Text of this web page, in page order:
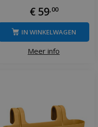
€ 59, 00
Meer info
IN WINKELWAGEN